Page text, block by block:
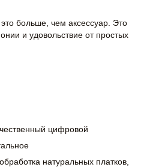
больше, чем аксессуар. Это
и удовольствие от простых
цифровой
натуральных платков,